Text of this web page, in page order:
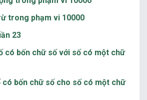
trong phạm vi 10000
23
có bốn chữ số với số có một chữ
có bốn chữ số cho số có một chữ